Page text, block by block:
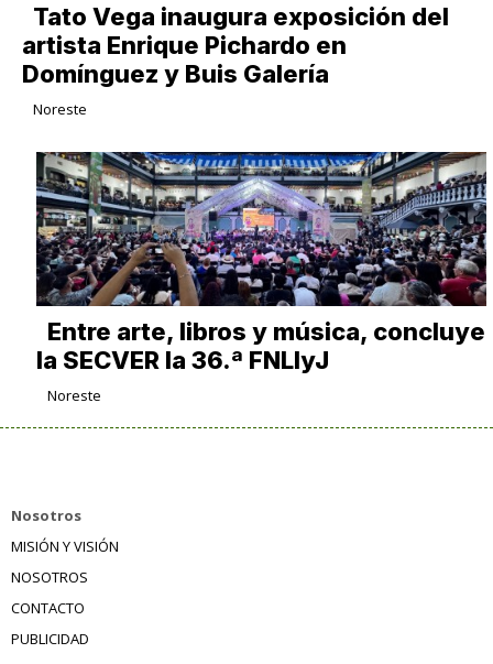
Tato Vega inaugura exposición del
artista Enrique Pichardo en
Domínguez y Buis Galería
Noreste
Entre arte, libros y música, concluye
la SECVER la 36.ª FNLIyJ
Noreste
Nosotros
MISIÓN Y VISIÓN
NOSOTROS
CONTACTO
PUBLICIDAD